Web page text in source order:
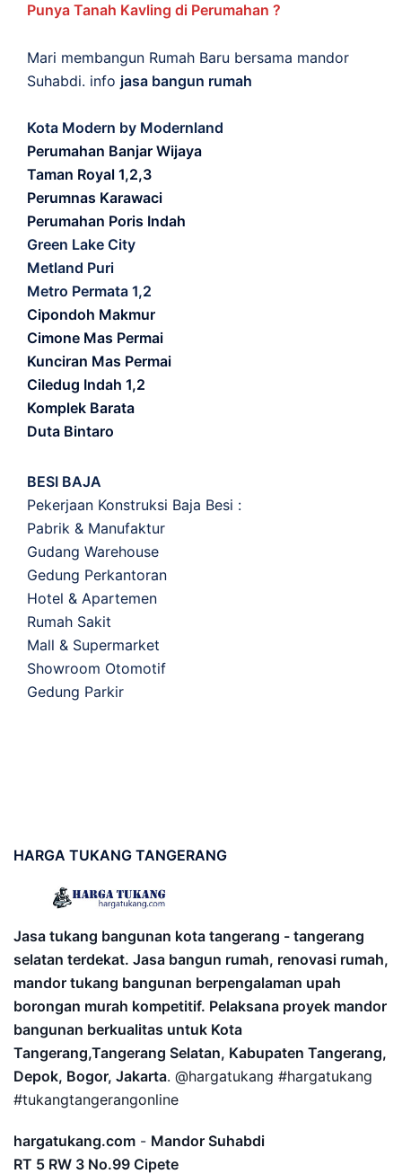
Punya Tanah Kavling di Perumahan ?
Mari membangun Rumah Baru bersama mandor
Suhabdi. info jasa bangun rumah
Kota Modern by Modernland
Perumahan Banjar Wijaya
Taman Royal 1,2,3
Perumnas Karawaci
Perumahan Poris Indah
Green Lake City
Metland Puri
Metro Permata 1,2
Cipondoh Makmur
Cimone Mas Permai
Kunciran Mas Permai
Ciledug Indah 1,2
Komplek Barata
Duta Bintaro
BESI BAJA
Pekerjaan Konstruksi Baja Besi :
Pabrik & Manufaktur
Gudang Warehouse
Gedung Perkantoran
Hotel & Apartemen
Rumah Sakit
Mall & Supermarket
Showroom Otomotif
Gedung Parkir
HARGA TUKANG TANGERANG
Jasa tukang bangunan kota tangerang - tangerang
selatan terdekat. Jasa bangun rumah, renovasi rumah,
mandor tukang bangunan berpengalaman upah
borongan murah kompetitif. Pelaksana proyek mandor
bangunan berkualitas untuk Kota
Tangerang,Tangerang Selatan, Kabupaten Tangerang,
Depok, Bogor, Jakarta. @hargatukang #hargatukang
#tukangtangerangonline
hargatukang.com - Mandor Suhabdi
RT 5 RW 3 No.99 Cipete